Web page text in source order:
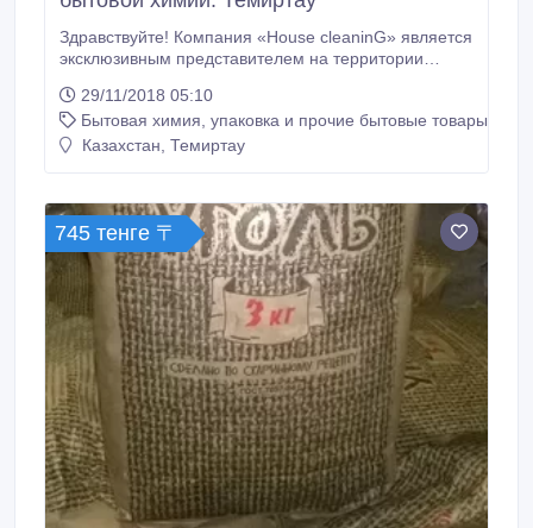
Здравствуйте! Компания «House cleaninG» является
эксклюзивным представителем на территории
продукция изготавливается из высококачественных
ингредиентов по современной технологии,
разработанной специалистами компании, при этом
29/11/2018 05:10
Бытовая химия, упаковка и прочие бытовые товары
Казахстан, Темиртау
745 тенге 〒